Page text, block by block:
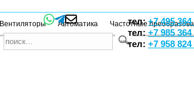
тел:+7 495 364
тел:+7 985 364
тел: +7 958 824
Вентиляторы Автоматика Частотные